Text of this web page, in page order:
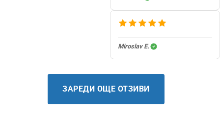
Miroslav E.
ЗАРЕДИ ОЩЕ ОТЗИВИ